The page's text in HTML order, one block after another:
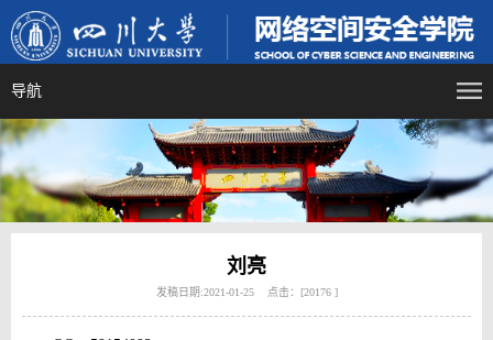
导航
刘亮
发稿日期:2021-01-25 点击：[20176 ]